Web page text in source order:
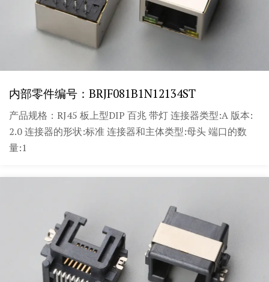
内部零件编号：BRJF081B1N12134ST
产品规格：RJ45 板上型DIP 百兆 带灯 连接器类型:A 版本:
2.0 连接器的形状:标准 连接器和主体类型:母头 端口的数
量:1